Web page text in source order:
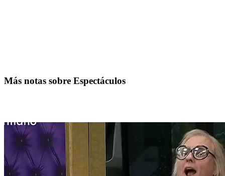
Más notas sobre Espectáculos